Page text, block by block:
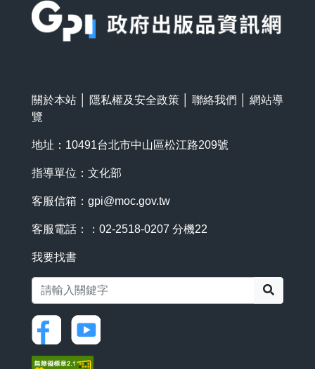
關於本站 隱私權及安全政策 聯絡我們
網站導
覽
地址：10491台北市中山區松江路209號
指導單位：文化部
客服信箱： gpi@moc.gov.tw
客服電話：：02-2518-0207 分機22
我要找書